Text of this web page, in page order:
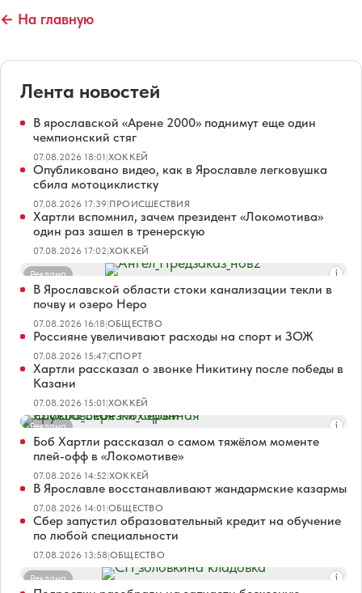
← На главную
Лента новостей
В ярославской «Арене 2000» поднимут еще один
чемпионский стяг
07.08.2026 18:01|ХОККЕЙ
Опубликовано видео, как в Ярославле легковушка
сбила мотоциклистку
07.08.2026 17:39|ПРОИСШЕСТВИЯ
Хартли вспомнил, зачем президент «Локомотива»
один раз зашел в тренерскую
07.08.2026 17:02|ХОККЕЙ
Реклама
В Ярославской области стоки канализации текли в
почву и озеро Неро
07.08.2026 16:18|ОБЩЕСТВО
Россияне увеличивают расходы на спорт и ЗОЖ
07.08.2026 15:47|СПОРТ
Хартли рассказал о звонке Никитину после победы в
Казани
07.08.2026 15:01|ХОККЕЙ
Реклама
Боб Хартли рассказал о самом тяжёлом моменте
плей-офф в «Локомотиве»
07.08.2026 14:52|ХОККЕЙ
В Ярославле восстанавливают жандармские казармы
07.08.2026 14:01|ОБЩЕСТВО
Сбер запустил образовательный кредит на обучение
по любой специальности
07.08.2026 13:58|ОБЩЕСТВО
Реклама